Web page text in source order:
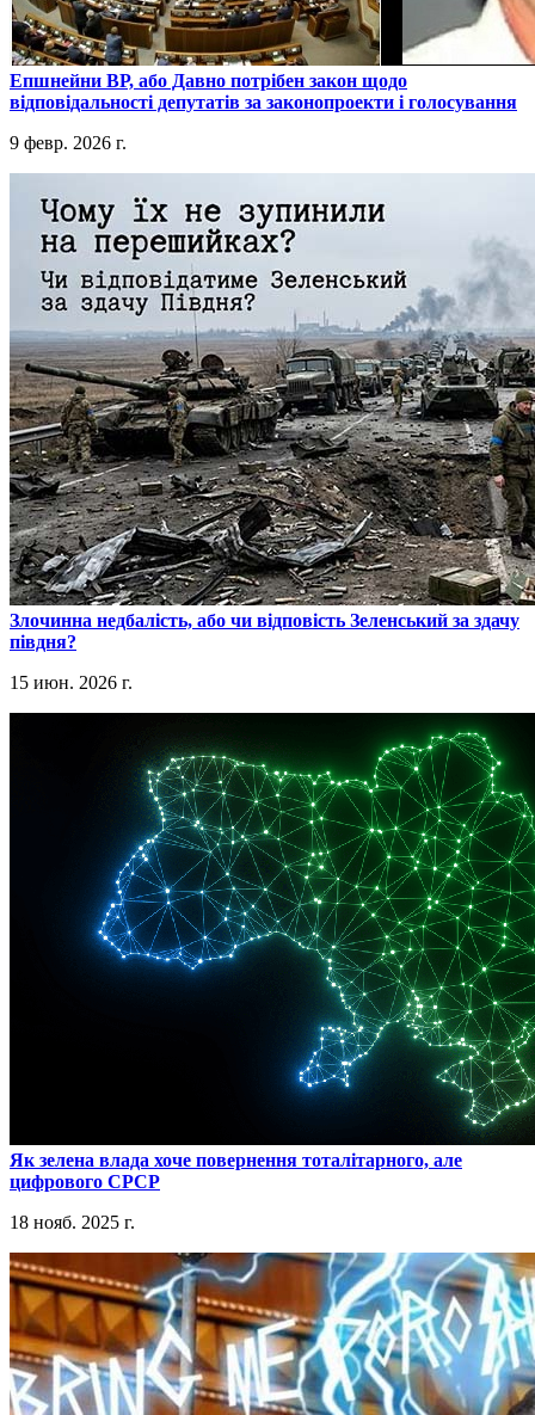
​Епшнейни ВР, або Давно потрібен закон щодо
відповідальності депутатів за законопроекти і голосування
9 февр. 2026 г.
​Злочинна недбалість, або чи відповість Зеленський за здачу
півдня?
15 июн. 2026 г.
​Як зелена влада хоче повернення тоталітарного, але
цифрового СРСР
18 нояб. 2025 г.